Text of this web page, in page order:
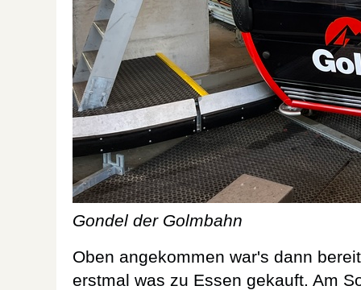
Gondel der Golmbahn
Oben angekommen war's dann
erstmal was zu Essen gekauft. Am